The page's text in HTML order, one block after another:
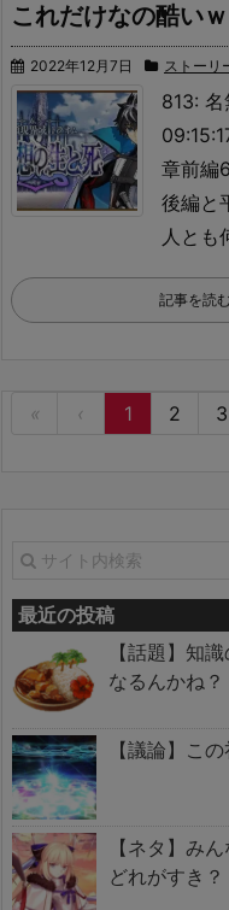
これだけなの酷い
2022年12月7日 ストーリ
813:
章前編
後編と
人とも
記事を読む
« ‹ 1 2 3
最近の投稿
【話題】知
なるんかね？
【議論】こ
【ネタ】み
どれがすき？